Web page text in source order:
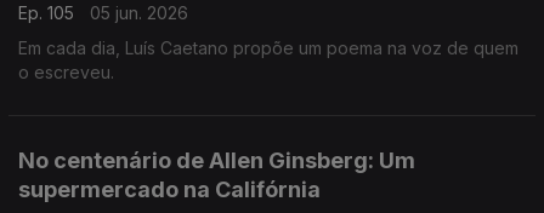
Ep. 105
05 jun. 2026
Em cada dia, Luís Caetano propõe um poema na voz de quem
o escreveu.
No centenário de Allen Ginsberg: Um
supermercado na Califórnia